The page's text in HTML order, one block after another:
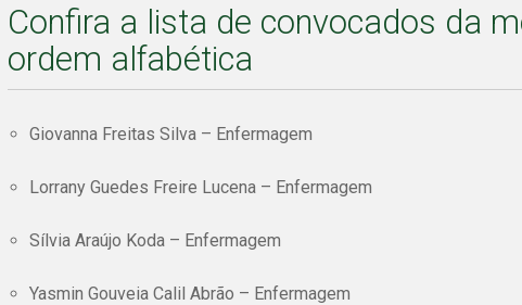
Confira a lista de convocados da
ordem alfabética
Giovanna Freitas Silva – Enfermagem
Lorrany Guedes Freire Lucena – Enfermagem
Sílvia Araújo Koda – Enfermagem
Yasmin Gouveia Calil Abrão – Enfermagem